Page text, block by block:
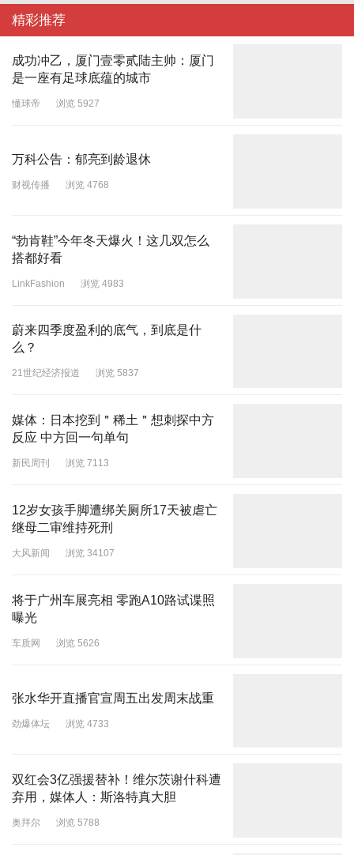
精彩推荐
成功冲乙，厦门壹零贰陆主帅：厦门
是一座有足球底蕴的城市
懂球帝 浏览 5927
万科公告：郁亮到龄退休
财视传播 浏览 4768
“勃肯鞋”今年冬天爆火！这几双怎么
搭都好看
LinkFashion 浏览 4983
蔚来四季度盈利的底气，到底是什
么？
21世纪经济报道 浏览 5837
媒体：日本挖到＂稀土＂想刺探中方
反应 中方回一句单句
新民周刊 浏览 7113
12岁女孩手脚遭绑关厕所17天被虐亡
继母二审维持死刑
大风新闻 浏览 34107
将于广州车展亮相 零跑A10路试谍照
曝光
车质网 浏览 5626
张水华开直播官宣周五出发周末战重
劲爆体坛 浏览 4733
双红会3亿强援替补！维尔茨谢什科遭
弃用，媒体人：斯洛特真大胆
奥拜尔 浏览 5788